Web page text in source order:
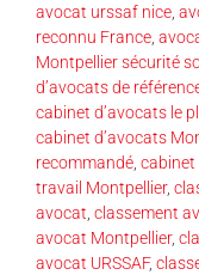
avocat urssaf nice
reconnu France
Montpellier sécurité
d’avocats de
cabinet d’avocats le
cabinet d’avocats
recommandé cabinet
travail Montpellier,
avocat classement
avocat Montpellier,
avocat URSSAF,